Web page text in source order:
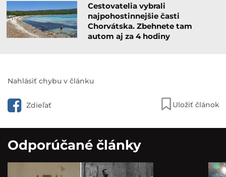
Cestovatelia vybrali
najpohostinnejšie časti
Chorvátska. Zbehnete tam
autom aj za 4 hodiny
Nahlásiť chybu v článku
Zdieľať Uložiť článok
Odporúčané články